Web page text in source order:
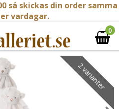
så skickas din order samma
vardagar.
0
2 varianter